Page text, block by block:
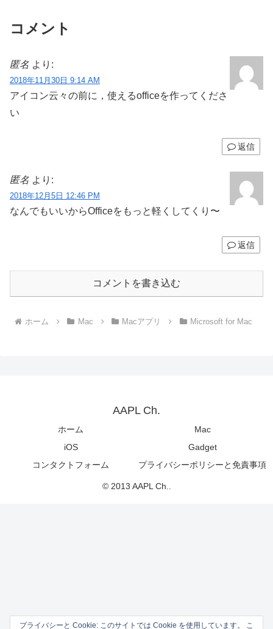
コメント
匿名 より:
2018年11月30日 9:14 AM
アイコン云々の前に，使えるofficeを作ってくださ
い
返信
匿名 より:
2018年12月5日 12:46 PM
なんでもいいからOfficeをもっと軽くしてくり〜
返信
コメントを書き込む
ホーム Mac Macアプリ Microsoft for Mac
AAPL Ch.
ホーム
Mac
iOS
Gadget
コンタクトフォーム
プライバシーポリシーと免責事項
© 2013 AAPL Ch..
プライバシーと Cookie: このサイトでは Cookie を使用しています。 こ